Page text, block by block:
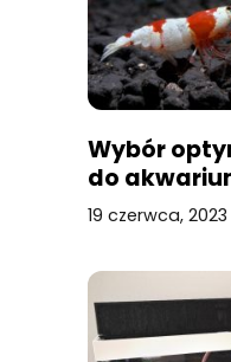
Wybór
do
19 czerwca, 2023